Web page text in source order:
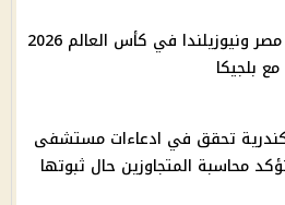
موعد مباراة مصر ونيوزيلندا في كأس العالم 2026
بلجيكا
تحقق في ادعاءات مستشفى
محاسبة المتجاوزين حال ثبوتها